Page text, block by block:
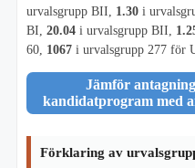
urvalsgrupp BII, 1.30 i
BI, 20.04 i urvalsgrupp BII,
60, 1067 i urvalsgrupp 277 för
Jämför
kandidatprogram med
Förklaring av